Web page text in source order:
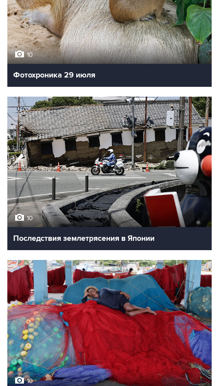
10
Фотохроника 29 июля
10
Последствия землетрясения в Японии
10